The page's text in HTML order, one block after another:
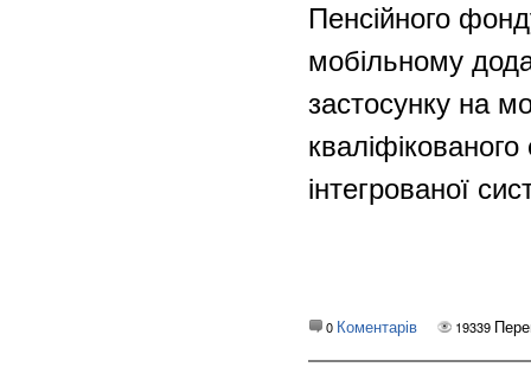
Пенсійного
мобільному
застосунку на
інтегрованої
0 Коментарів 19339